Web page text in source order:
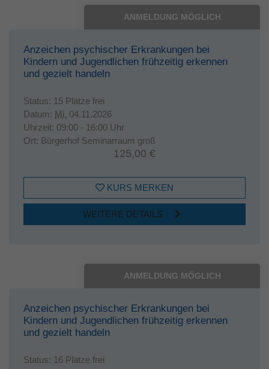
ANMELDUNG MÖGLICH
Anzeichen psychischer Erkrankungen bei
Kindern und Jugendlichen frühzeitig erkennen
und gezielt handeln
Status: 15 Plätze frei
Datum: Mi. 04.11.2026
Uhrzeit: 09:00 - 16:00 Uhr
Ort: Bürgerhof Seminarraum groß
125,00 €
KURS MERKEN
WEITERE DETAILS
ANMELDUNG MÖGLICH
Anzeichen psychischer Erkrankungen bei
Kindern und Jugendlichen frühzeitig erkennen
und gezielt handeln
Status: 16 Plätze frei